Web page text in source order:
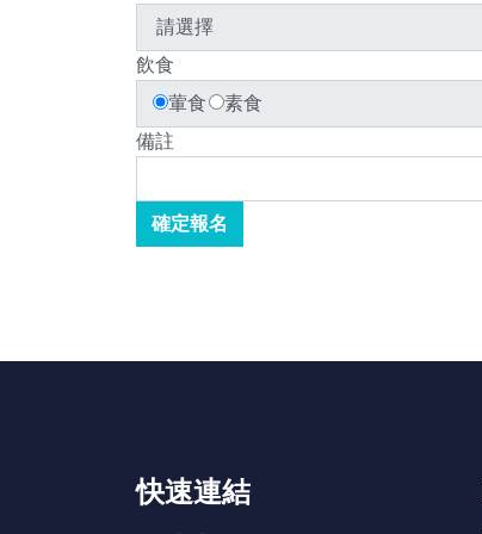
飲食
葷食
素食
備註
快速連結